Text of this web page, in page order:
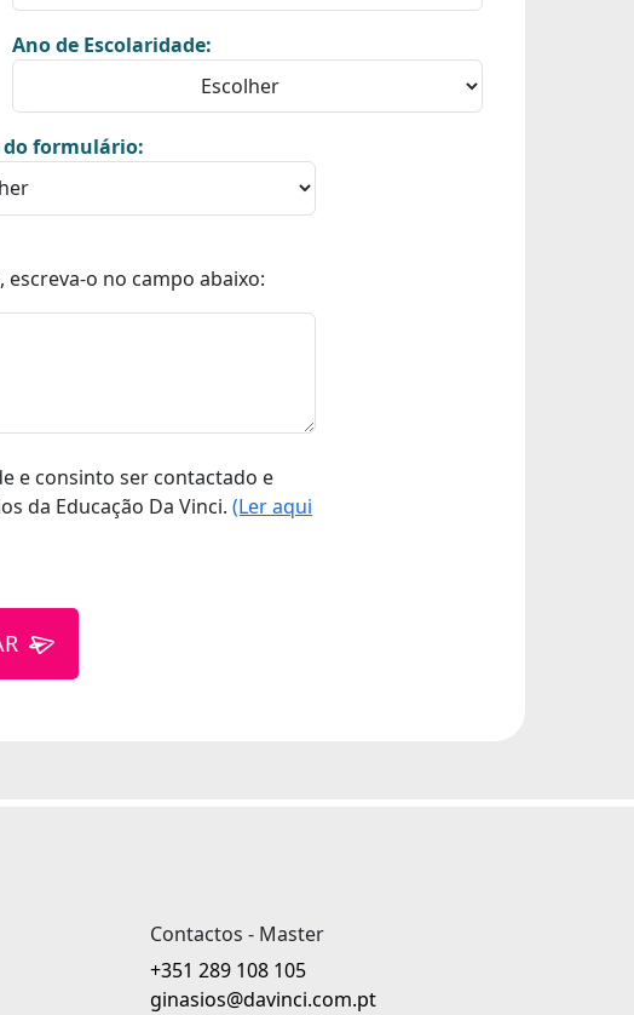
Ano de Escolaridade:
do formulário:
o no campo abaixo:
e consinto ser contactado e
da Educação Da Vinci.(Ler aqui
Contactos - Master
+351 289 108 105
ginasios@davinci.com.pt